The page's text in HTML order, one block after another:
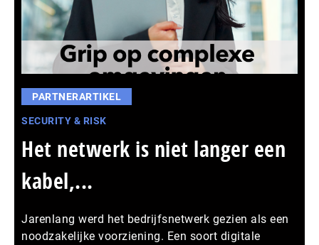
PARTNERARTIKEL
SECURITY & RISK
Het netwerk is niet langer een
kabel,...
Jarenlang werd het bedrijfsnetwerk gezien als een
noodzakelijke voorziening. Een soort digitale